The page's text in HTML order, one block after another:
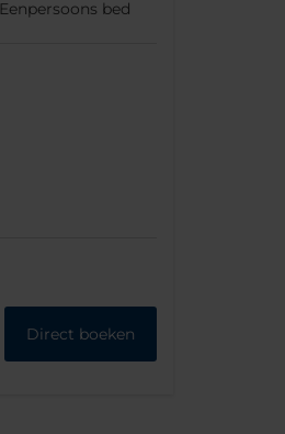
Eenpersoons bed
Direct boeken